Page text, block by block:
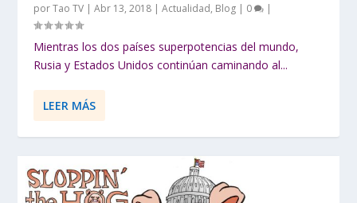
porTao TV |Abr 13, 2018 |Actualidad, Blog | 0 |
Mientras los dos países superpotencias del mundo,
Rusia y Estados Unidos continúan caminando al...
LEER MÁS